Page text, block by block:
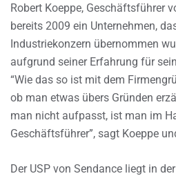
Robert Koeppe, Geschäftsführer
bereits 2009 ein Unternehmen,
Industriekonzern übernommen
aufgrund seiner Erfahrung für
“Wie das so ist mit dem
ob man etwas übers Gründen
man nicht aufpasst, ist man im
Geschäftsführer”, sagt Koeppe
Der USP von Sendance liegt in